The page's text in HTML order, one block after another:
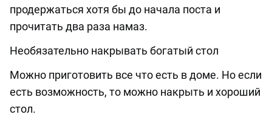
продержаться хотя бы до начала поста и
прочитать два раза намаз.
Необязательно накрывать богатый стол
Можно приготовить все что есть в доме. Но если
есть возможность, то можно накрыть и хороший
стол.